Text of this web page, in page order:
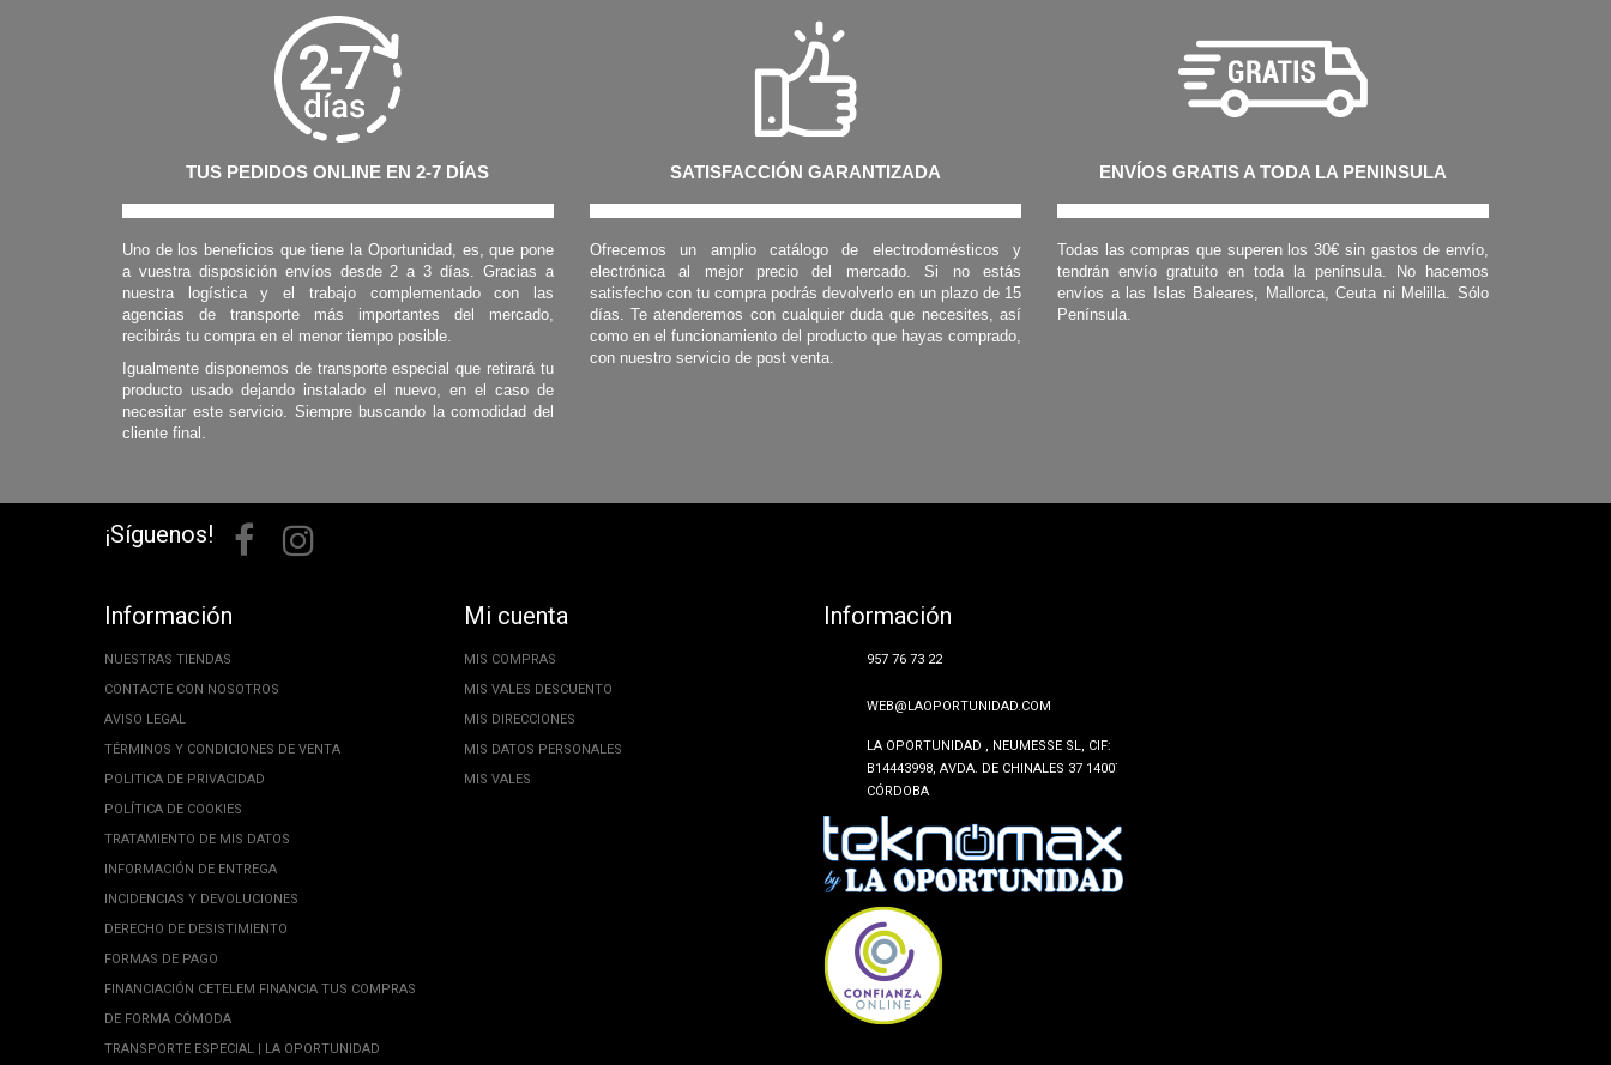
TUS PEDIDOS ONLINE EN 2-7 DÍAS
Uno de los beneficios que tiene la Oportunidad, es, que pone
a vuestra disposición envíos desde 2 a 3 días. Gracias a
nuestra logística y el trabajo complementado con las
agencias de transporte más importantes del mercado,
recibirás tu compra en el menor tiempo posible.
Igualmente disponemos de transporte especial que retirará tu
producto usado dejando instalado el nuevo, en el caso de
necesitar este servicio. Siempre buscando la comodidad del
cliente final.
SATISFACCIÓN GARANTIZADA
Ofrecemos un amplio catálogo de electrodomésticos y
electrónica al mejor precio del mercado. Si no estás
satisfecho con tu compra podrás devolverlo en un plazo de 15
días. Te atenderemos con cualquier duda que necesites, así
como en el funcionamiento del producto que hayas comprado,
con nuestro servicio de post venta.
ENVÍOS GRATIS A TODA LA PENINSULA
Todas las compras que superen los 30€ sin gastos de envío,
tendrán envío gratuito en toda la península. No hacemos
envíos a las Islas Baleares, Mallorca, Ceuta ni Melilla. Sólo
Península.
¡Síguenos!
Información
NUESTRAS TIENDAS
CONTACTE CON NOSOTROS
AVISO LEGAL
TÉRMINOS Y CONDICIONES DE VENTA
POLITICA DE PRIVACIDAD
POLÍTICA DE COOKIES
TRATAMIENTO DE MIS DATOS
INFORMACIÓN DE ENTREGA
INCIDENCIAS Y DEVOLUCIONES
DERECHO DE DESISTIMIENTO
FORMAS DE PAGO
FINANCIACIÓN CETELEM FINANCIA TUS COMPRAS
DE FORMA CÓMODA
TRANSPORTE ESPECIAL | LA OPORTUNIDAD
Mi cuenta
MIS COMPRAS
MIS VALES DESCUENTO
MIS DIRECCIONES
MIS DATOS PERSONALES
MIS VALES
Información
957 76 73 22
WEB@LAOPORTUNIDAD.COM
LA OPORTUNIDAD , NEUMESSE SL, CIF:
B14443998, AVDA. DE CHINALES 37 14007 -
CÓRDOBA